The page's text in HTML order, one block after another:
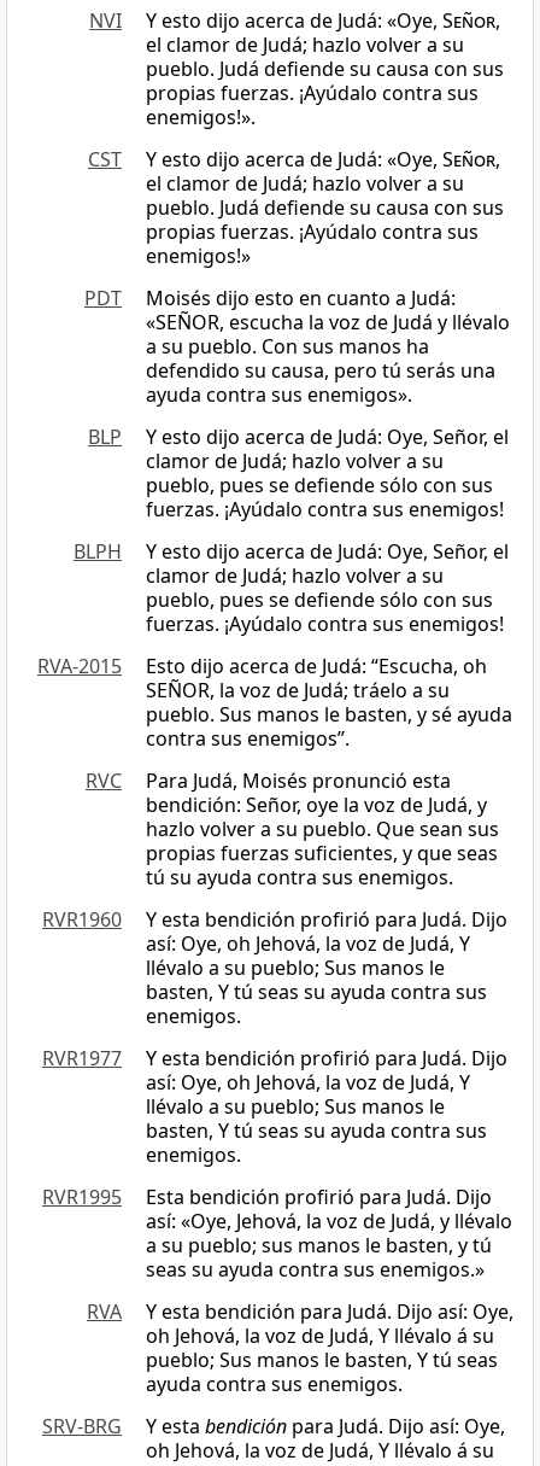
NVI
Y esto dijo acerca de Judá: «Oye, Señor,
el clamor de Judá; hazlo volver a su
pueblo. Judá defiende su causa con sus
propias fuerzas. ¡Ayúdalo contra sus
enemigos!».
CST
Y esto dijo acerca de Judá: «Oye, Señor,
el clamor de Judá; hazlo volver a su
pueblo. Judá defiende su causa con sus
propias fuerzas. ¡Ayúdalo contra sus
enemigos!»
PDT
Moisés dijo esto en cuanto a Judá:
«SEÑOR, escucha la voz de Judá y llévalo
a su pueblo. Con sus manos ha
defendido su causa, pero tú serás una
ayuda contra sus enemigos».
BLP
Y esto dijo acerca de Judá: Oye, Señor, el
clamor de Judá; hazlo volver a su
pueblo, pues se defiende sólo con sus
fuerzas. ¡Ayúdalo contra sus enemigos!
BLPH
Y esto dijo acerca de Judá: Oye, Señor, el
clamor de Judá; hazlo volver a su
pueblo, pues se defiende sólo con sus
fuerzas. ¡Ayúdalo contra sus enemigos!
RVA-2015
Esto dijo acerca de Judá: “Escucha, oh
SEÑOR, la voz de Judá; tráelo a su
pueblo. Sus manos le basten, y sé ayuda
contra sus enemigos”.
RVC
Para Judá, Moisés pronunció esta
bendición: Señor, oye la voz de Judá, y
hazlo volver a su pueblo. Que sean sus
propias fuerzas suficientes, y que seas
tú su ayuda contra sus enemigos.
RVR1960
Y esta bendición profirió para Judá. Dijo
así: Oye, oh Jehová, la voz de Judá, Y
llévalo a su pueblo; Sus manos le
basten, Y tú seas su ayuda contra sus
enemigos.
RVR1977
Y esta bendición profirió para Judá. Dijo
así: Oye, oh Jehová, la voz de Judá, Y
llévalo a su pueblo; Sus manos le
basten, Y tú seas su ayuda contra sus
enemigos.
RVR1995
Esta bendición profirió para Judá. Dijo
así: «Oye, Jehová, la voz de Judá, y llévalo
a su pueblo; sus manos le basten, y tú
seas su ayuda contra sus enemigos.»
RVA
Y esta bendición para Judá. Dijo así: Oye,
oh Jehová, la voz de Judá, Y llévalo á su
pueblo; Sus manos le basten, Y tú seas
ayuda contra sus enemigos.
SRV-BRG
Y esta bendición para Judá. Dijo así: Oye,
oh Jehová, la voz de Judá, Y llévalo á su